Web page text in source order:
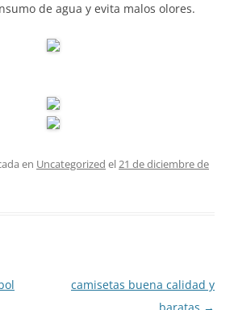
de agua y evita malos olores.
en Uncategorized el21 de diciembre de
camisetas buena calidad y